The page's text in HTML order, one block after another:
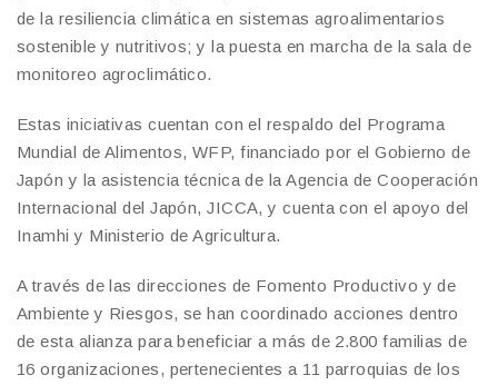
de la resiliencia climática en sistemas agroalimentarios
sostenible y nutritivos; y la puesta en marcha de la sala de
monitoreo agroclimático.
Estas iniciativas cuentan con el respaldo del Programa
Mundial de Alimentos, WFP, financiado por el Gobierno de
Japón y la asistencia técnica de la Agencia de Cooperación
Internacional del Japón, JICCA, y cuenta con el apoyo del
Inamhi y Ministerio de Agricultura.
A través de las direcciones de Fomento Productivo y de
Ambiente y Riesgos, se han coordinado acciones dentro
de esta alianza para beneficiar a más de 2.800 familias de
16 organizaciones, pertenecientes a 11 parroquias de los